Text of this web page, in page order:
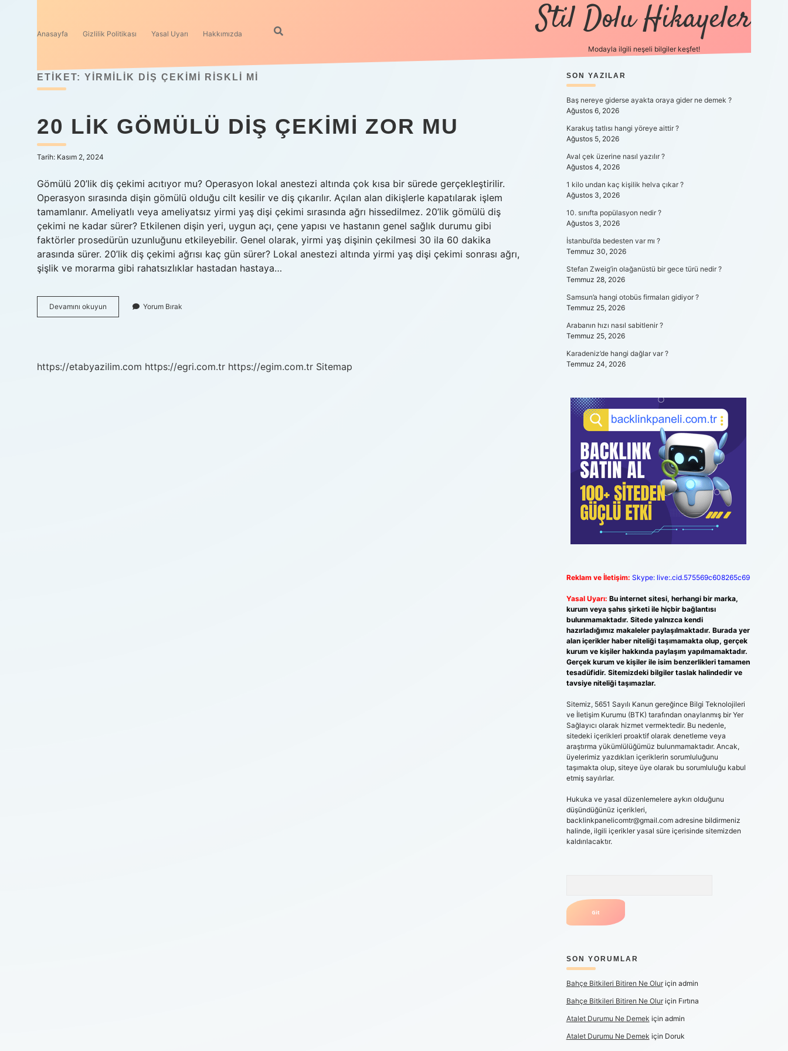
Anasayfa Gizlilik Politikası Yasal Uyarı Hakkımızda Stil Dolu Hikayeler
Modayla ilgili neşeli bilgiler keşfet!
ETIKET: YIRMILIK DIŞ ÇEKIMI RISKLI MI
20 LIK GÖMÜLÜ DIŞ ÇEKIMI ZOR MU
Tarih: Kasım 2, 2024
Gömülü 20’lik diş çekimi acıtıyor mu? Operasyon lokal anestezi altında çok kısa bir sürede gerçekleştirilir.
Operasyon sırasında dişin gömülü olduğu cilt kesilir ve diş çıkarılır. Açılan alan dikişlerle kapatılarak işlem
tamamlanır. Ameliyatlı veya ameliyatsız yirmi yaş dişi çekimi sırasında ağrı hissedilmez. 20’lik gömülü diş
çekimi ne kadar sürer? Etkilenen dişin yeri, uygun açı, çene yapısı ve hastanın genel sağlık durumu gibi
faktörler prosedürün uzunluğunu etkileyebilir. Genel olarak, yirmi yaş dişinin çekilmesi 30 ila 60 dakika
arasında sürer. 20’lik diş çekimi ağrısı kaç gün sürer? Lokal anestezi altında yirmi yaş dişi çekimi sonrası ağrı,
şişlik ve morarma gibi rahatsızlıklar hastadan hastaya…
Devamını okuyun
Lik
Mu
Yorum Bırak
https://etabyazilim.com https://egri.com.tr https://egim.com.tr Sitemap
SIDEBAR
SON YAZILAR
Baş nereye giderse ayakta oraya gider ne demek ?
Ağustos 6, 2026
Karakuş tatlısı hangi yöreye aittir ?
Ağustos 5, 2026
Aval çek üzerine nasıl yazılır ?
Ağustos 4, 2026
1 kilo undan kaç kişilik helva çıkar ?
Ağustos 3, 2026
10. sınıfta popülasyon nedir ?
Ağustos 3, 2026
İstanbul’da bedesten var mı ?
Temmuz 30, 2026
Stefan Zweig’in olağanüstü bir gece türü nedir ?
Temmuz 28, 2026
Samsun’a hangi otobüs firmaları gidiyor ?
Temmuz 25, 2026
Arabanın hızı nasıl sabitlenir ?
Temmuz 25, 2026
Karadeniz’de hangi dağlar var ?
Temmuz 24, 2026
Reklam ve İletişim: Skype: live:.cid.575569c608265c69
Yasal Uyarı: Bu internet sitesi, herhangi bir marka,
kurum veya şahıs şirketi ile hiçbir bağlantısı
bulunmamaktadır. Sitede yalnızca kendi
hazırladığımız makaleler paylaşılmaktadır. Burada yer
alan içerikler haber niteliği taşımamakta olup, gerçek
kurum ve kişiler hakkında paylaşım yapılmamaktadır.
Gerçek kurum ve kişiler ile isim benzerlikleri tamamen
tesadüfidir. Sitemizdeki bilgiler taslak halindedir ve
tavsiye niteliği taşımazlar.
Sitemiz, 5651 Sayılı Kanun gereğince Bilgi Teknolojileri
ve İletişim Kurumu (BTK) tarafından onaylanmış bir Yer
Sağlayıcı olarak hizmet vermektedir. Bu nedenle,
sitedeki içerikleri proaktif olarak denetleme veya
araştırma yükümlülüğümüz bulunmamaktadır. Ancak,
üyelerimiz yazdıkları içeriklerin sorumluluğunu
taşımakta olup, siteye üye olarak bu sorumluluğu kabul
etmiş sayılırlar.
Hukuka ve yasal düzenlemelere aykırı olduğunu
düşündüğünüz içerikleri,
backlinkpanelicomtr@gmail.comadresine bildirmeniz
halinde, ilgili içerikler yasal süre içerisinde sitemizden
kaldırılacaktır.
SON YORUMLAR
Bahçe Bitkileri Bitiren Ne Oluriçin admin
Bahçe Bitkileri Bitiren Ne Oluriçin Fırtına
Atalet Durumu Ne Demek için admin
Atalet Durumu Ne Demek için Doruk